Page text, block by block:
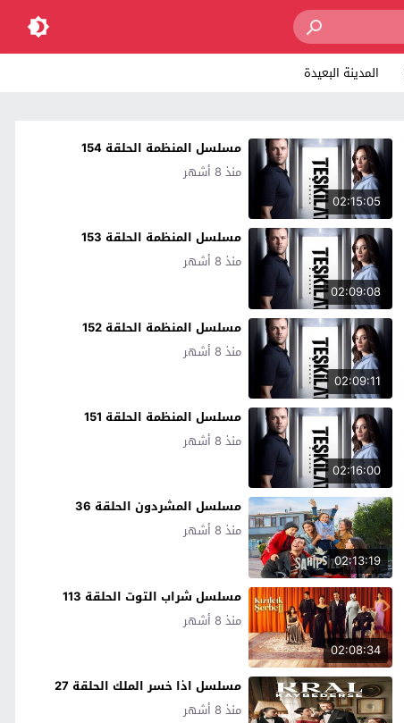
المدينة البعيدة
02:15:05
مسلسل المنظمة الحلقة 154
منذ 8 أشهر
02:09:08
مسلسل المنظمة الحلقة 153
منذ 8 أشهر
02:09:11
مسلسل المنظمة الحلقة 152
منذ 8 أشهر
02:16:00
مسلسل المنظمة الحلقة 151
منذ 8 أشهر
02:13:19
مسلسل المشردون الحلقة 36
منذ 8 أشهر
02:08:34
مسلسل شراب التوت الحلقة 113
منذ 8 أشهر
مسلسل اذا خسر الملك الحلقة 27
منذ 8 أشهر